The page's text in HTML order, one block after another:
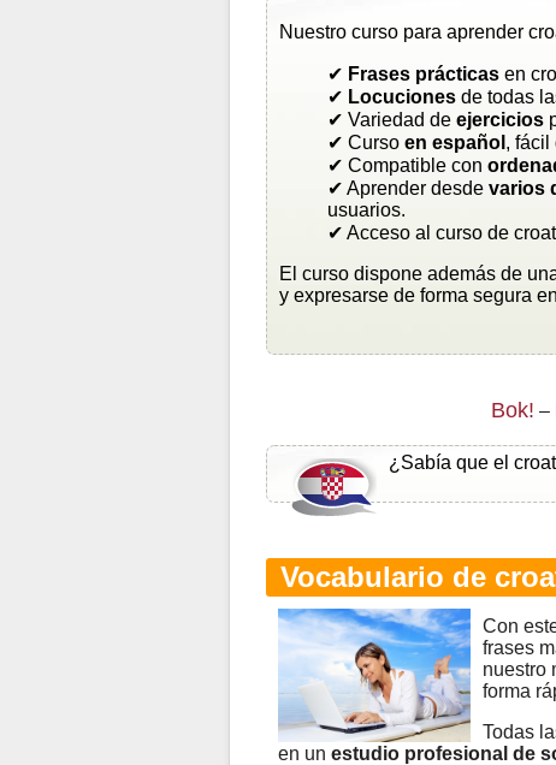
Nuestro curso para aprender
✔ Frases prácticasen
✔ Locucionesde todas
✔ Variedad de ejercicios
✔ Curso en español , fácil
✔ Compatible con
✔ Aprender desde varios
usuarios.
✔ Acceso al curso de
El curso dispone además de
y expresarse de forma segura
Bok! –
¿Sabía que el
Vocabulario de
Con
frases
nuestro
forma
Todas
en un estudio profesional de